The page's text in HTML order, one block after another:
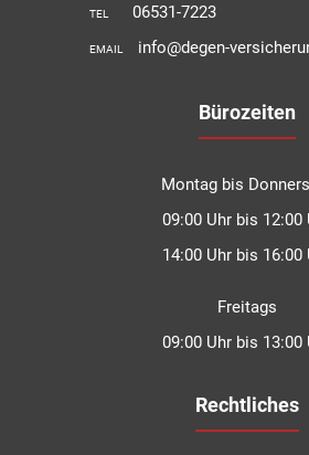
TEL 06531-7223
EMAIL info@degen-
Bürozeiten
Montag bis
09:00 Uhr bis 12:00
14:00 Uhr bis 16:00
Freitags
09:00 Uhr bis 13:00
Rechtliches